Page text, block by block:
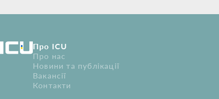
Про ICU
Про нас
Новини та публікації
Вакансії
Контакти